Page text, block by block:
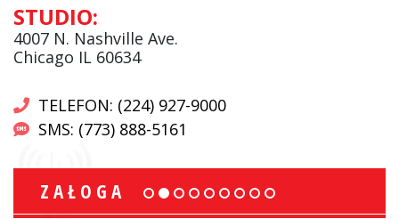
STUDIO:
4007 N. Nashville Ave.
Chicago IL 60634
TELEFON: (224) 927-9000
SMS: (773) 888-5161
ZAŁOGA